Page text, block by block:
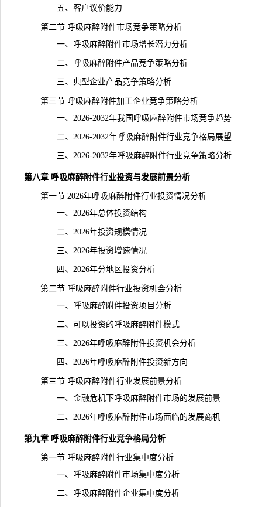
五、客户议价能力
第二节 呼吸麻醉附件市场竞争策略分析
一、呼吸麻醉附件市场增长潜力分析
二、呼吸麻醉附件产品竞争策略分析
三、典型企业产品竞争策略分析
第三节 呼吸麻醉附件加工企业竞争策略分析
一、2026-2032年我国呼吸麻醉附件市场竞争趋势
二、2026-2032年呼吸麻醉附件行业竞争格局展望
三、2026-2032年呼吸麻醉附件行业竞争策略分析
第八章 呼吸麻醉附件行业投资与发展前景分析
第一节 2026年呼吸麻醉附件行业投资情况分析
一、2026年总体投资结构
二、2026年投资规模情况
三、2026年投资增速情况
四、2026年分地区投资分析
第二节 呼吸麻醉附件行业投资机会分析
一、呼吸麻醉附件投资项目分析
二、可以投资的呼吸麻醉附件模式
三、2026年呼吸麻醉附件投资机会分析
四、2026年呼吸麻醉附件投资新方向
第三节 呼吸麻醉附件行业发展前景分析
一、金融危机下呼吸麻醉附件市场的发展前景
二、2026年呼吸麻醉附件市场面临的发展商机
第九章 呼吸麻醉附件行业竞争格局分析
第一节 呼吸麻醉附件行业集中度分析
一、呼吸麻醉附件市场集中度分析
二、呼吸麻醉附件企业集中度分析